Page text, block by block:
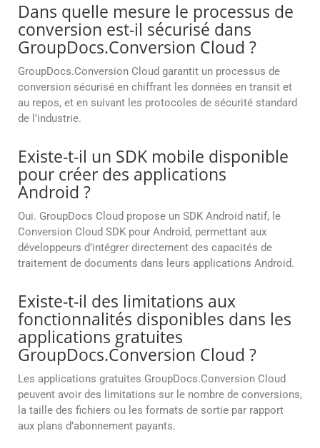
Dans quelle mesure le processus de
conversion est-il sécurisé dans
GroupDocs.Conversion Cloud ?
GroupDocs.Conversion Cloud garantit un processus de
conversion sécurisé en chiffrant les données en transit et
au repos, et en suivant les protocoles de sécurité standard
de l’industrie.
Existe-t-il un SDK mobile disponible
pour créer des applications
Android ?
Oui. GroupDocs Cloud propose un SDK Android natif, le
Conversion Cloud SDK pour Android, permettant aux
développeurs d’intégrer directement des capacités de
traitement de documents dans leurs applications Android.
Existe-t-il des limitations aux
fonctionnalités disponibles dans les
applications gratuites
GroupDocs.Conversion Cloud ?
Les applications gratuites GroupDocs.Conversion Cloud
peuvent avoir des limitations sur le nombre de conversions,
la taille des fichiers ou les formats de sortie par rapport
aux plans d’abonnement payants.